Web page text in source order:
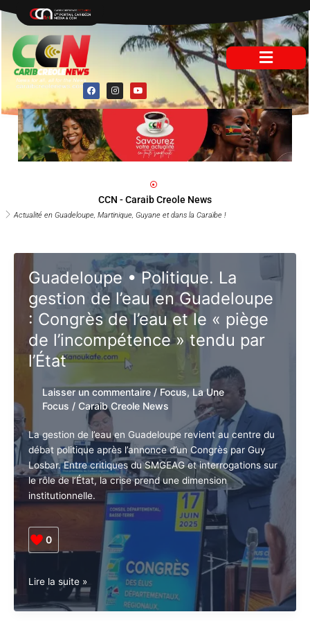
contenu
F
a
c
e
b
o
o
k
I
n
s
t
m
Y
o
u
t
b
e
Actualité en Guadeloupe, Martinique, Guyane et dans la Caraïbe !
CCN - Caraib Creole News
Guadeloupe • Politique. La
gestion de l’eau en Guadeloupe
: Congrès de l’eau et le « piège
de l’incompétence » tendu par
l’État
Laisser un commentaire / Focus, La Une
Focus / Caraib Creole News
La gestion de l’eau en Guadeloupe revient au centre du
débat politique après l’annonce d’un Congrès par Guy
Losbar. Entre critiques du SMGEAG et interrogations sur
le rôle de l’État, la crise prend une dimension
institutionnelle.
0
Guadeloupe •
La
Lire la suite »